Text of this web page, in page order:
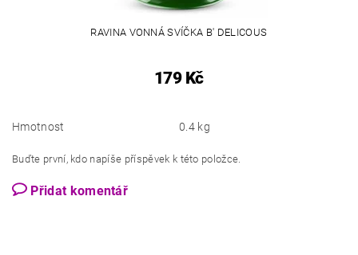
RAVINA VONNÁ SVÍČKA B' DELICOUS
179 Kč
Hmotnost 0.4 kg
Buďte první, kdo napíše příspěvek k této položce.
Přidat komentář